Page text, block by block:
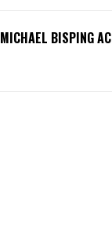
MICHAEL BISPING